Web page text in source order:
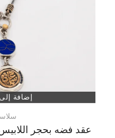
إضافة
عقد فضه بحجر